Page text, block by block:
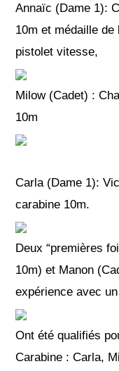
Annaïc (Dame 1):
10m et médaille
pistolet vitesse,
Milow (Cadet) :
10m
Carla (Dame 1):
carabine 10m.
Deux “premières
10m) et Manon
expérience avec
Ont été qualifiés
Carabine : Carla,